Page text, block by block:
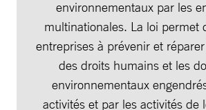
environnementaux par les
multinationales. La loi permet
entreprises à prévenir et
des droits humains et les
environnementaux
activités et par les activités de